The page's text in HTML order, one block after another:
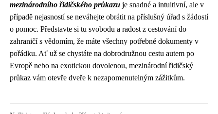
mezinárodního řidičského průkazu je snadné a intuitivní, ale v
případě nejasností se neváhejte obrátit na příslušný úřad s žádostí
o pomoc. Představte si tu svobodu a radost z cestování do
zahraničí s vědomím, že máte všechny potřebné dokumenty v
pořádku. Ať už se chystáte na dobrodružnou cestu autem po
Evropě nebo na exotickou dovolenou, mezinárodní řidičský
průkaz vám otevře dveře k nezapomenutelným zážitkům.